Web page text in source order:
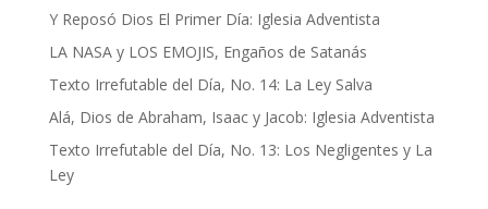
Y Reposó Dios El Primer Día: Iglesia Adventista
LA NASA y LOS EMOJIS, Engaños de Satanás
Texto Irrefutable del Día, No. 14: La Ley Salva
Alá, Dios de Abraham, Isaac y Jacob: Iglesia Adventista
Texto Irrefutable del Día, No. 13: Los Negligentes y La
Ley